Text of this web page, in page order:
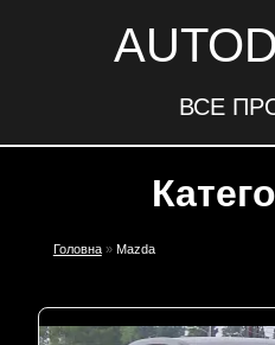
ВСЕ
Головна» Mazda